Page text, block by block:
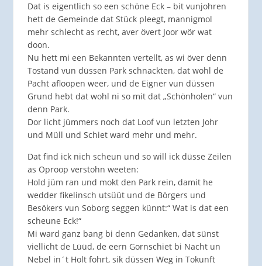
Dat is eigentlich so een schöne Eck – bit vunjohren
hett de Gemeinde dat Stück pleegt, mannigmol
mehr schlecht as recht, aver övert Joor wör wat
doon.
Nu hett mi een Bekannten vertellt, as wi över denn
Tostand vun düssen Park schnackten, dat wohl de
Pacht afloopen weer, und de Eigner vun düssen
Grund hebt dat wohl ni so mit dat „Schönholen“ vun
denn Park.
Dor licht jümmers noch dat Loof vun letzten Johr
und Müll und Schiet ward mehr und mehr.
Dat find ick nich scheun und so will ick düsse Zeilen
as Oproop verstohn weeten:
Hold jüm ran und mokt den Park rein, damit he
wedder fikelinsch utsüüt und de Börgers und
Besökers vun Soborg seggen künnt:“ Wat is dat een
scheune Eck!“
Mi ward ganz bang bi denn Gedanken, dat sünst
viellicht de Lüüd, de eern Gornschiet bi Nacht un
Nebel in´t Holt fohrt, sik düssen Weg in Tokunft